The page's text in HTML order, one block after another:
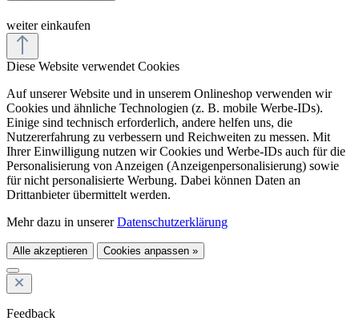
weiter einkaufen
Diese Website verwendet Cookies
Auf unserer Website und in unserem Onlineshop verwenden wir
Cookies und ähnliche Technologien (z. B. mobile Werbe-IDs).
Einige sind technisch erforderlich, andere helfen uns, die
Nutzererfahrung zu verbessern und Reichweiten zu messen. Mit
Ihrer Einwilligung nutzen wir Cookies und Werbe-IDs auch für die
Personalisierung von Anzeigen (Anzeigenpersonalisierung) sowie
für nicht personalisierte Werbung. Dabei können Daten an
Drittanbieter übermittelt werden.
Mehr dazu in unsererDatenschutzerklärung
Alle akzeptieren Cookies anpassen »
Feedback